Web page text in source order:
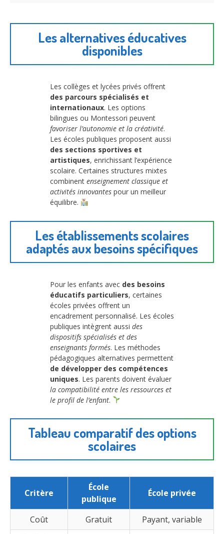
Les alternatives éducatives
disponibles
Les collèges et lycées privés offrent
des parcours spécialisés et
internationaux. Les options
bilingues ou Montessori peuvent
favoriser l’autonomie et la créativité.
Les écoles publiques proposent aussi
des sections sportives et
artistiques, enrichissant l’expérience
scolaire. Certaines structures mixtes
combinent enseignement classique et
activités innovantes pour un meilleur
équilibre.
Les établissements scolaires
adaptés aux besoins spécifiques
Pour les enfants avec des besoins
éducatifs particuliers, certaines
écoles privées offrent un
encadrement personnalisé. Les écoles
publiques intègrent aussi des
dispositifs spécialisés et des
enseignants formés. Les méthodes
pédagogiques alternatives permettent
de développer des compétences
uniques. Les parents doivent évaluer
la compatibilité entre les ressources et
le profil de l’enfant.
Tableau comparatif des options
scolaires
Critère
École
publique
École privée
Coût Gratuit
Payant, variable